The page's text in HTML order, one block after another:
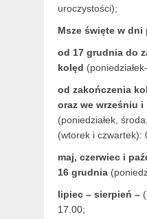
uroczystości);
Msze święte w dni
od 17 grudnia do
kolęd
od zakończenia
oraz we wrześniu
(poniedziałek,
(wtorek i czwartek):
maj, czerwiec i
16 grudnia
lipiec – sierpień –
17.00;